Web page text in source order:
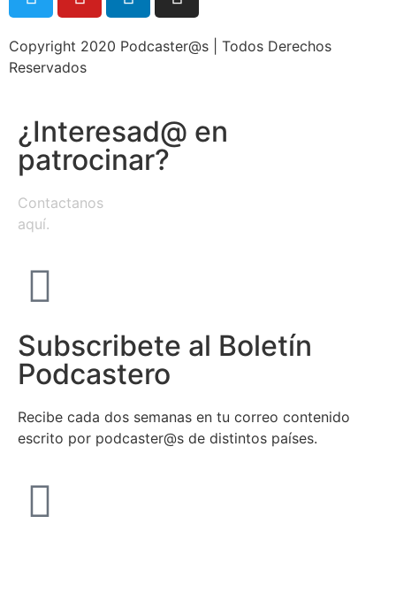
Copyright 2020 Podcaster@s | Todos Derechos
Reservados
¿Interesad@ en
patrocinar?
Contactanos
aquí.
Subscribete al Boletín
Podcastero
Recibe cada dos semanas en tu correo contenido
escrito por podcaster@s de distintos países.